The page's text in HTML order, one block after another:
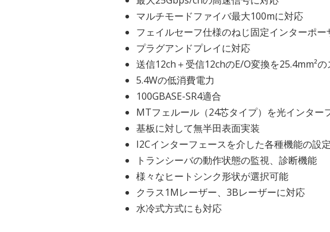
マルチモードファイバ最大100mに対応
フェイルセーフ仕様のねじ固定インターポー
プラグアンドプレイに対応
送信12ch＋受信12chのE/O変換を25.4mm²
5.4Wの低消費電力
100GBASE-SR4適合
MTフェルール（24芯タイプ）を光インター
基板に対して無半田表面実装
I2Cインターフェースを介した各種機能の設定
トランシーバの動作状態の監視、診断機能
様々なヒートシンク形状が選択可能
クラス1Mレーザー、3Bレーザーに対応
水冷式方式にも対応